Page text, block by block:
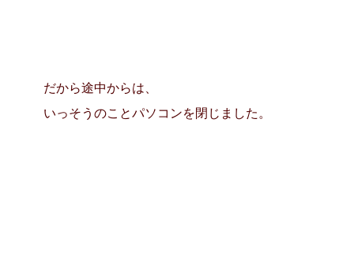
だから途中からは、
いっそうのことパソコンを閉じました。